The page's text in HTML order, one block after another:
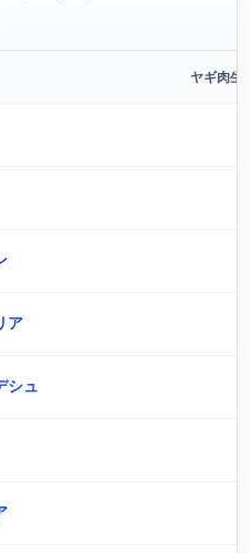
量ランキング
ヤギ肉生
ア
シュ